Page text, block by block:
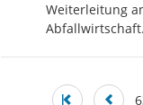
Weiterleitung
Abfallwirtschaft.